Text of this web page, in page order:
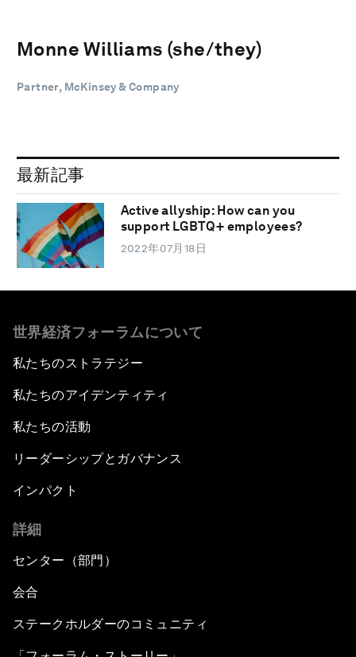
Monne Williams (she/they)
Partner, McKinsey & Company
最新記事
Active allyship: How can you
support LGBTQ+ employees?
2022年07月18日
世界経済フォーラムについて
私たちのストラテジー
私たちのアイデンティティ
私たちの活動
リーダーシップとガバナンス
インパクト
詳細
センター（部門）
会合
ステークホルダーのコミュニティ